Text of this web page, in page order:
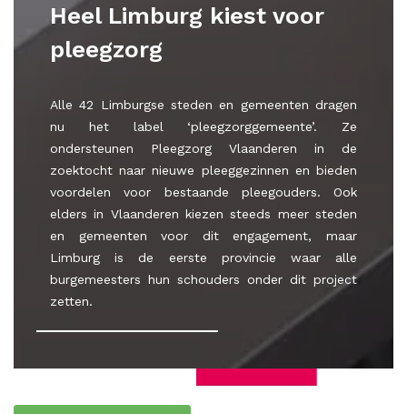
Heel Limburg kiest voor
pleegzorg
Alle 42 Limburgse steden en gemeenten dragen
nu het label ‘pleegzorggemeente’. Ze
ondersteunen Pleegzorg Vlaanderen in de
zoektocht naar nieuwe pleeggezinnen en bieden
voordelen voor bestaande pleegouders. Ook
elders in Vlaanderen kiezen steeds meer steden
en gemeenten voor dit engagement, maar
Limburg is de eerste provincie waar alle
burgemeesters hun schouders onder dit project
zetten.